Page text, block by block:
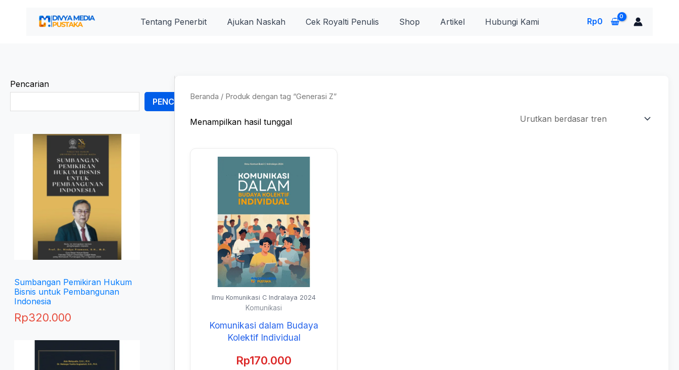
Tentang Penerbit Ajukan Naskah Cek Royalti Penulis Shop Artikel Hubungi Kami Rp0
Pencarian
PENCARIAN
Sumbangan Pemikiran Hukum
Bisnis untuk Pembangunan
Indonesia
Rp320.000
Beranda / Produk dengan tag “Generasi Z”
Menampilkan hasil tunggal
Ilmu Komunikasi C Indralaya 2024
Komunikasi
Komunikasi dalam Budaya
Kolektif Individual
Rp170.000